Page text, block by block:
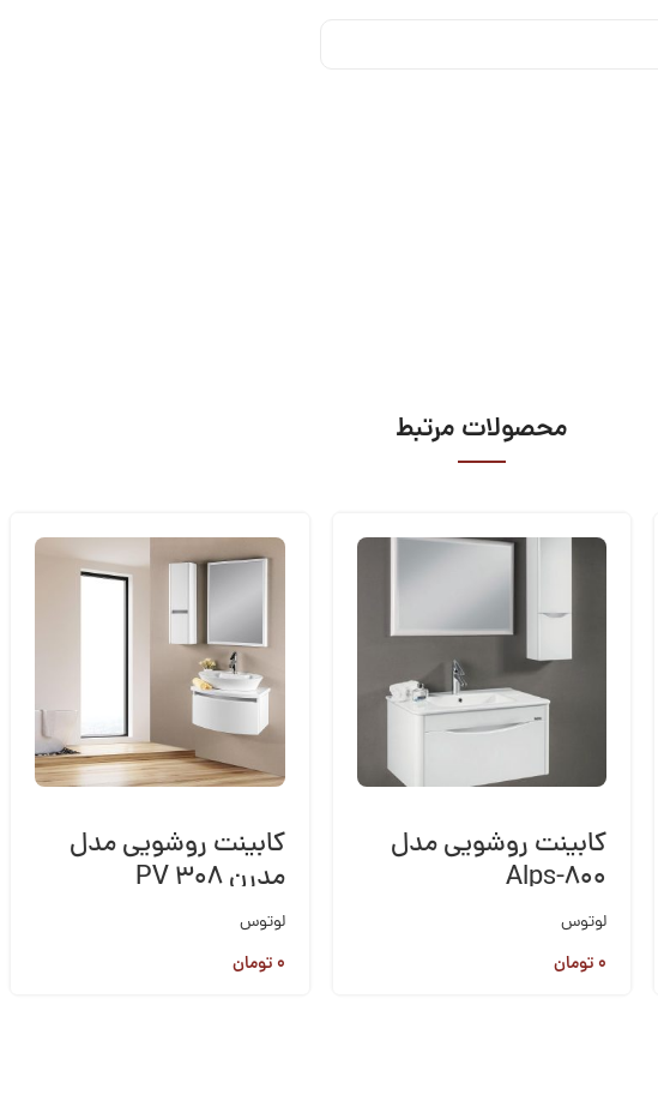
محصولات مرتبط
کابینت روشویی مدل
Alps-800
لوتوس
۰ تومان
کابینت روشویی مدل
مدرن PV 308
لوتوس
۰تومان